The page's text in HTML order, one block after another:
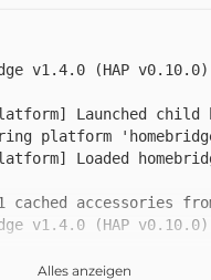
v1.4.0 (HAP
Loaded
v1.4.0 (HAP
Alles anzeigen